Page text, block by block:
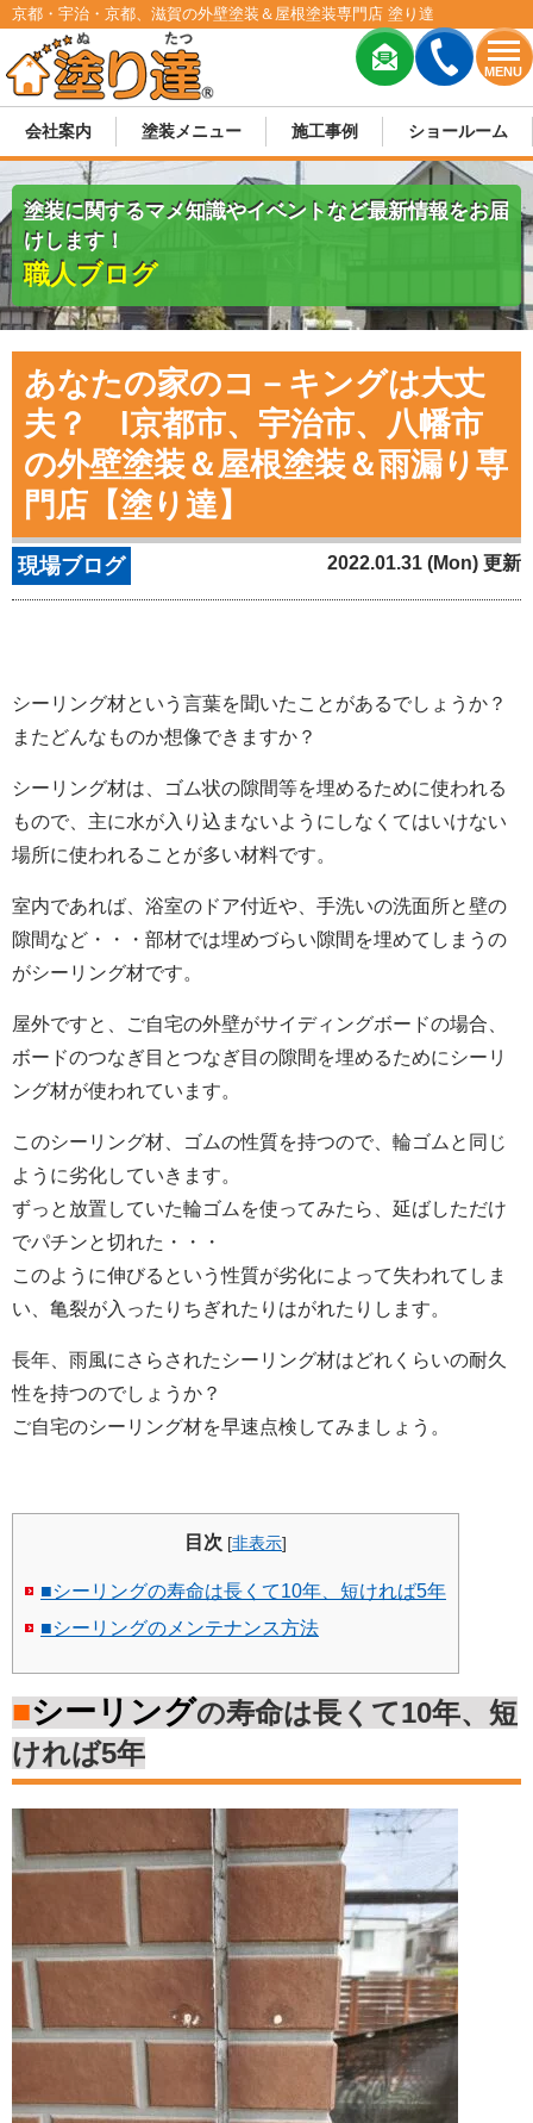
MENU
京都・宇治・京都、滋賀の外壁塗装＆屋根塗装専門店 塗り達
会社案内 塗装メニュー 施工事例 ショールーム
塗装に関するマメ知識やイベントなど最新情報をお届
けします！
職人ブログ
あなたの家のコ－キングは大丈
夫？ l京都市、宇治市、八幡市
の外壁塗装＆屋根塗装＆雨漏り専
門店【塗り達】
現場ブログ 2022.01.31 (Mon) 更新
シーリング材という言葉を聞いたことがあるでしょうか？
またどんなものか想像できますか？
シーリング材は、ゴム状の隙間等を埋めるために使われる
もので、主に水が入り込まないようにしなくてはいけない
場所に使われることが多い材料です。
室内であれば、浴室のドア付近や、手洗いの洗面所と壁の
隙間など・・・部材では埋めづらい隙間を埋めてしまうの
がシーリング材です。
屋外ですと、ご自宅の外壁がサイディングボードの場合、
ボードのつなぎ目とつなぎ目の隙間を埋めるためにシーリ
ング材が使われています。
このシーリング材、ゴムの性質を持つので、輪ゴムと同じ
ように劣化していきます。
ずっと放置していた輪ゴムを使ってみたら、延ばしただけ
でパチンと切れた・・・
このように伸びるという性質が劣化によって失われてしま
い、亀裂が入ったりちぎれたりはがれたりします。
長年、雨風にさらされたシーリング材はどれくらいの耐久
性を持つのでしょうか？
ご自宅のシーリング材を早速点検してみましょう。
目次 [非表示]
■シーリングの寿命は長くて10年、短ければ5年
■シーリングのメンテナンス方法
■シーリングの寿命は長くて10年、短
ければ5年